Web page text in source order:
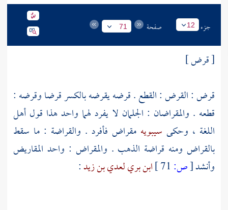
جزء 12 صفحة 71
[ قرض ]
قرض : القرض : القطع . قرضه يقرضه بالكسر قرضا وقرضه :
قطعه . والمقراضان : الجلمان لا يفرد لهما واحد هذا قول أهل
اللغة ، وحكى سيبويهمقراض فأفرد . والقراضة : ما سقط
بالقراض ومنه قراضة الذهب . والمقراض : واحد المقاريض
وأنشد[ص: ابن بريلعدي بن زيد: